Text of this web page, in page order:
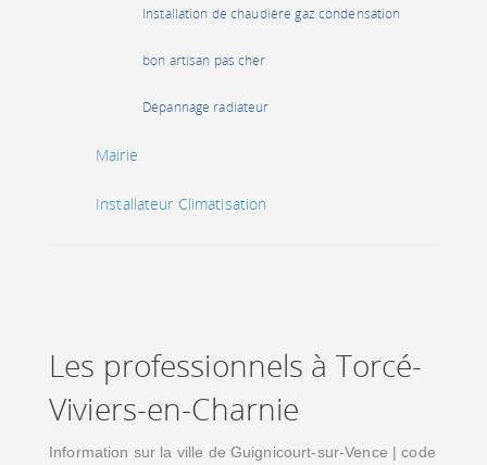
Installation de chaudière gaz condensation
bon artisan pas cher
Dépannage radiateur
Mairie
Installateur Climatisation
Les professionnels à Torcé-
Viviers-en-Charnie
Information sur la ville de Guignicourt-sur-Vence | code